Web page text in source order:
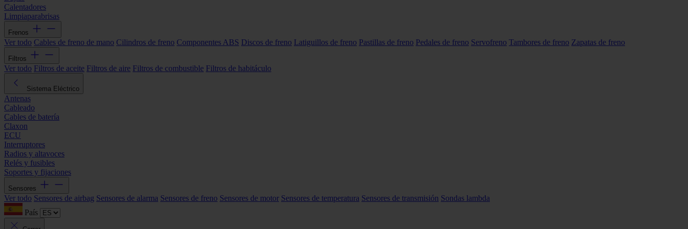
Calentadores
Limpiaparabrisas
Frenos
Ver todo Cables de freno de mano Cilindros de freno Componentes ABS Discos de freno Latiguillos de freno Pastillas de freno Pedales de freno Servofreno Tambores de freno Zapatas de freno
Filtros
Ver todo Filtros de aceite Filtros de aire Filtros de combustible Filtros de habitáculo
Sistema Eléctrico
Antenas
Cableado
Cables de batería
Claxon
ECU
Interruptores
Radios y altavoces
Relés y fusibles
Soportes y fijaciones
Sensores
Ver todo Sensores de airbag Sensores de alarma Sensores de freno Sensores de motor Sensores de temperatura Sensores de transmisión Sondas lambda
País